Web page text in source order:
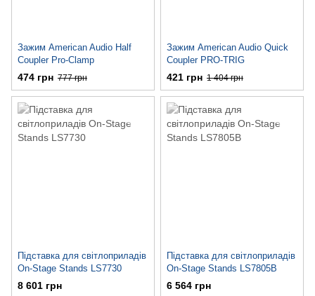
Зажим American Audio Half
Coupler Pro-Clamp
474 грн 777 грн
Зажим American Audio Quick
Coupler PRO-TRIG
421 грн 1 404 грн
Підставка для світлоприладів
On-Stage Stands LS7730
8 601 грн
Підставка для світлоприладів
On-Stage Stands LS7805B
6 564 грн